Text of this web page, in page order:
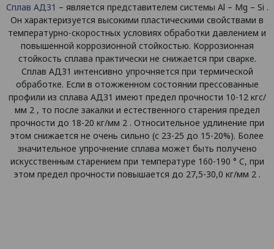
Сплав АД31 – является представителем системы Al – Mg – Si .
Он характеризуется высокими пластическими свойствами в
температурно-скоростных условиях обработки давлением и
повышенной коррозионной стойкостью. Коррозионная
стойкость сплава практически не снижается при сварке.
Сплав АД31 интенсивно упрочняется при термической
обработке. Если в отожженном состоянии прессованные
профили из сплава АД31 имеют предел прочности 10-12 кгс/
мм 2 , то после закалки и естественного старения предел
прочности до 18-20 кг/мм 2 . Относительное удлинение при
этом снижается не очень сильно (с 23-25 до 15-20%). Более
значительное упрочнение сплава может быть получено
искусственным старением при температуре 160-190 ° C, при
этом предел прочности повышается до 27,5-30,0 кг/мм 2 .